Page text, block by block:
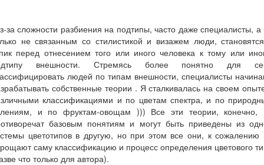
за сложности разбиения на подтипы, часто даже специалисты, а
не связанным со стилистикой и визажем люди,
перед отнесением того или иного человека к тому или
внешности. Стремясь более понятно для
людей по типам внешности, специалисты
собственные теории . Я сталкивалась на своем
классификациями и по цветам спектра, и по
и по фруктам-овощам ))) Все эти теории, конечно,
базовым понятиям и могут быть приведены из
цветотипов в другую, но при этом все они, к сожалению
саму классификацию и процесс определения цветового
что только для автора).